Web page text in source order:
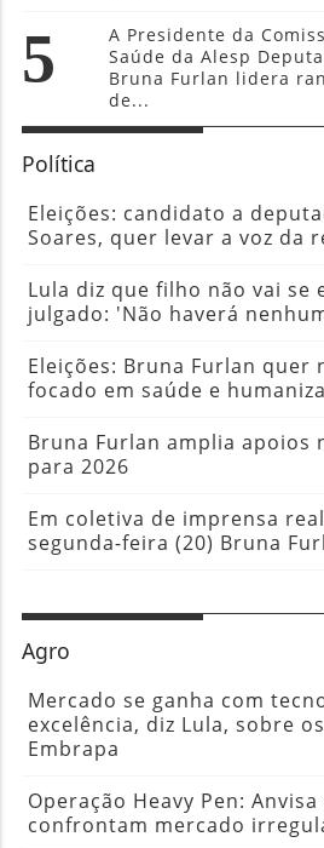
5
A Presidente da
Saúde da Alesp
Bruna Furlan lidera
de...
Política
Eleições: candidato a
Soares, quer levar a voz da
Lula diz que filho não vai se
julgado: 'Não haverá
Eleições: Bruna Furlan quer
focado em saúde e
Bruna Furlan amplia apoios
para 2026
Em coletiva de imprensa
segunda-feira (20) Bruna
Agro
Mercado se ganha com
excelência, diz Lula, sobre
Embrapa
Operação Heavy Pen:
confrontam mercado